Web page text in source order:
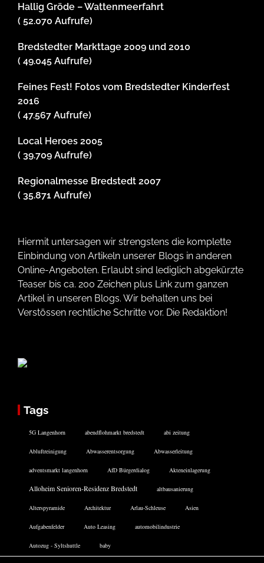
Hallig Gröde – Wattenmeerfahrt
( 52.070 Aufrufe)
Bredstedter Markttage 2009 und 2010
( 49.045 Aufrufe)
Feines Fest! Fotos vom Bredstedter Kinderfest
2016
( 47.567 Aufrufe)
Local Heroes 2005
( 39.709 Aufrufe)
Regionalmesse Bredstedt 2007
( 35.871 Aufrufe)
Hiermit untersagen wir strengstens die komplette
Einbindung von Artikeln unserer Blogs in anderen
Online-Angeboten. Erlaubt sind lediglich abgekürzte
Teaser bis ca. 200 Zeichen plus Link zum ganzen
Artikel in unseren Blogs. Wir behalten uns bei
Verstössen rechtliche Schritte vor. Die Redaktion!
Tags
5G Langenhorn abendflohmarkt bredstedt abi zeitung
Abluftreinigung Abwasserentsorgung Abwasserleitung
adventsmarkt langenhorn AfD Bürgerdialog Akteneinlagerung
Alloheim Senioren-Residenz Bredstedt altbausanierung
Alterspyramide Architektur Arlau-Schleuse Asien
Aufgabenfelder Auto Leasing automobilindustrie
Autozug - Syltshuttle baby